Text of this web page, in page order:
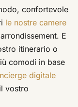
confortevole
le nostre camere
E
itinerario o
comodi in base
digitale
vostro